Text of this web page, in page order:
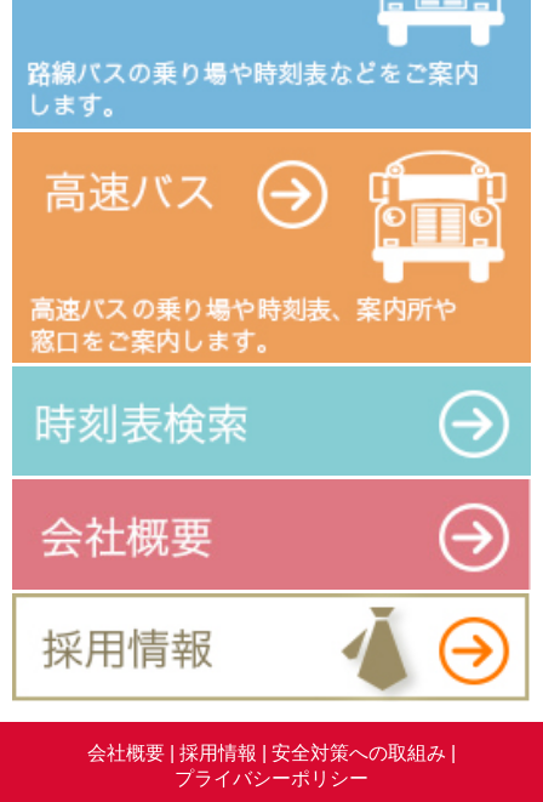
会社概要 | 採用情報 |
安全対策への取組み |
プライバシーポリシー